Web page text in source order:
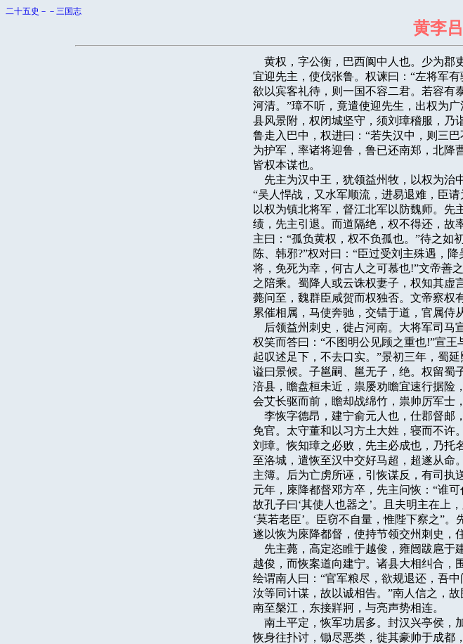
二十五史－－三国志
黄李
黄权，字公衡，巴西阆中人也。少为
宜迎先主，使伐张鲁。权谏曰：“左将军
欲以宾客礼待，则一国不容二君。若容有
河清。”璋不听，竟遣使迎先生，出权为
县风景附，权闭城坚守，须刘璋稽服，乃
鲁走入巴中，权进曰：“若失汉中，则三
为护军，率诸将迎鲁，鲁已还南郑，北降
皆权本谋也。
先主为汉中王，犹领益州牧，以权为
“吴人悍战，又水军顺流，进易退难，臣
以权为镇北将军，督江北军以防魏师。先
绩，先主引退。而道隔绝，权不得还，故
主曰：“孤负黄权，权不负孤也。”待之如
陈、韩邪?”权对曰：“臣过受刘主殊遇，
将，免死为幸，何古人之可慕也!”文帝善
之陪乘。蜀降人或云诛权妻子，权知其虚
薨问至，魏群臣咸贺而权独否。文帝察权
累催相属，马使奔驰，交错于道，官属侍
后领益州刺史，徙占河南。大将军司
权笑而答曰：“不图明公见顾之重也!”宣
起叹述足下，不去口实。”景初三年，蜀
谥曰景候。子邕嗣、邕无子，绝。权留蜀
涪县，瞻盘桓未近，祟屡劝瞻宜速行据险
会艾长驱而前，瞻却战绵竹，祟帅厉军士
李恢字德昂，建宁俞元人也，仕郡督
免官。太守董和以习方土大姓，寝而不许
刘璋。恢知璋之必败，先主必成也，乃托
至洛城，遣恢至汉中交好马超，超遂从命
主簿。后为亡虏所诬，引恢谋反，有司执
元年，庲降都督邓方卒，先主问恢：“谁
故孔子曰‘其使人也器之’。且夫明主在上
‘莫若老臣’。臣窃不自量，惟陛下察之”
遂以恢为庲降都督，使持节领交州刺史，
先主薨，高定恣睢于越俊，雍闿跋扈
越俊，而恢案道向建宁。诸县大相纠合，
绘谓南人曰：“官军粮尽，欲规退还，吾
汝等同计谋，故以诚相告。”南人信之，
南至槃江，东接牂牁，与亮声势相连。
南土平定，恢军功居多。封汉兴亭侯
恢身往扑讨，锄尽恶类，徙其豪帅于成都